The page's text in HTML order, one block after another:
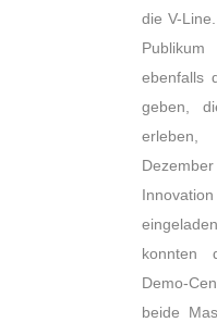
die V-
ebenfalls
geben,
konnten
Demo-
beide